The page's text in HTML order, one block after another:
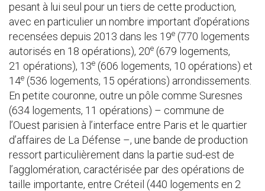
pesant à lui seul pour un tiers de cette production,
avec en particulier un nombre important d’opérations
recensées depuis 2013 dans les 19e (770 logements
autorisés en 18 opérations), 20e (679 logements,
21 opérations), 13e (606 logements, 10 opérations) et
14e (536 logements, 15 opérations) arrondissements.
En petite couronne, outre un pôle comme Suresnes
(634 logements, 11 opérations) – commune de
l’Ouest parisien à l’interface entre Paris et le quartier
d’affaires de La Défense –, une bande de production
ressort particulièrement dans la partie sud-est de
l’agglomération, caractérisée par des opérations de
taille importante, entre Créteil (440 logements en 2